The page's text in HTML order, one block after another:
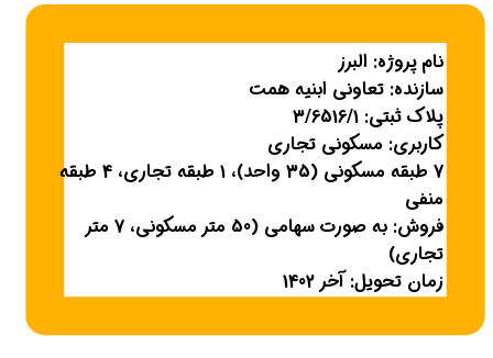
نام پروژه: البرز
سازنده: تعاونی ابنیه همت
پلاک ثبتی: 3/6516/1
کاربری: مسکونی تجاری
7 طبقه مسکونی (35 واحد)، 1 طبقه تجاری، 4 طبقه
منفی
فروش: به صورت سهامی (50 متر مسکونی، 7 متر
تجاری)
زمان تحویل: آخر 1402